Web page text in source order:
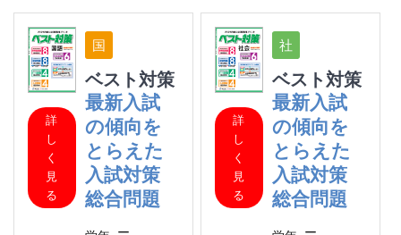
詳
し
く
見
る
ベスト対策
最新入試
の傾向を
とらえた
入試対策
総合問題
詳
し
く
見
る
ベスト対策
最新入試
の傾向を
とらえた
入試対策
総合問題